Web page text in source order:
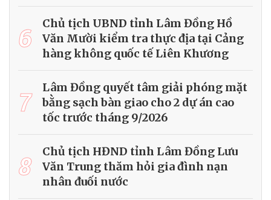
6
Chủ tịch UBND tỉnh Lâm Đồng Hồ
Văn Mười kiểm tra thực địa tại Cảng
hàng không quốc tế Liên Khương
7
Lâm Đồng quyết tâm giải phóng mặt
bằng sạch bàn giao cho 2 dự án cao
tốc trước tháng 9/2026
8
Chủ tịch HĐND tỉnh Lâm Đồng Lưu
Văn Trung thăm hỏi gia đình nạn
nhân đuối nước